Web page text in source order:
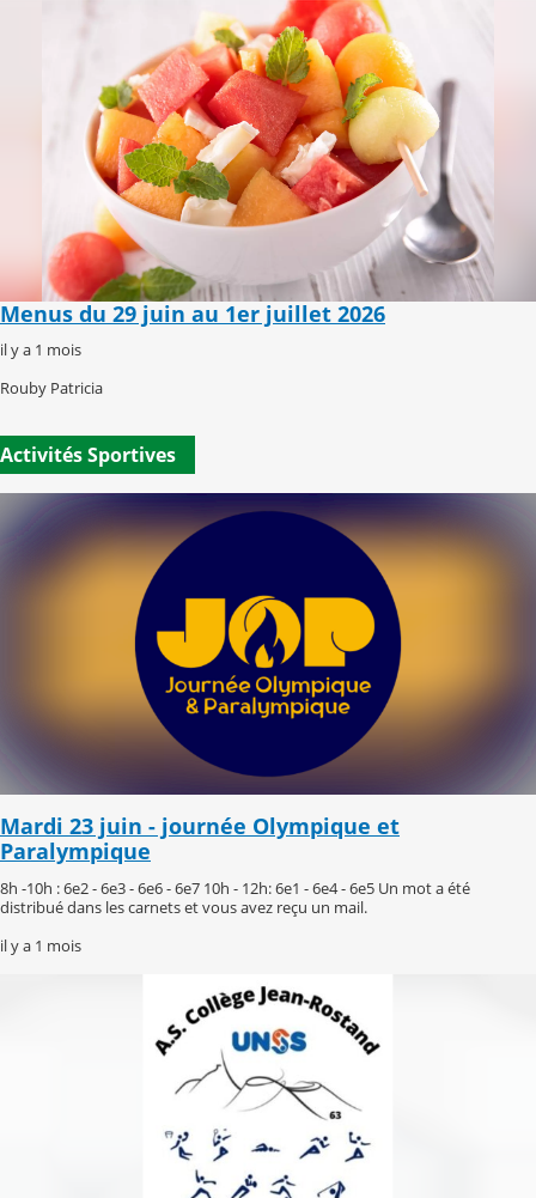
Menus du 29 juin au 1er juillet 2026
il y a 1 mois
Rouby Patricia
Activités Sportives
Mardi 23 juin - journée Olympique et
Paralympique
8h -10h : 6e2 - 6e3 - 6e6 - 6e7 10h - 12h: 6e1 - 6e4 - 6e5 Un mot a été
distribué dans les carnets et vous avez reçu un mail.
il y a 1 mois